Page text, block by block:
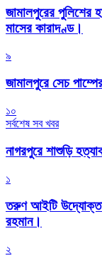
জামালপুরের পুলিশের
মাসের কারাদণ্ড।
৯
জামালপুরে সেচ
১০
সর্বশেষ সব খবর
নাগরপুরে শাশুড়ি
১
তরুণ আইটি উদ্যোক্তা
রহমান।
২